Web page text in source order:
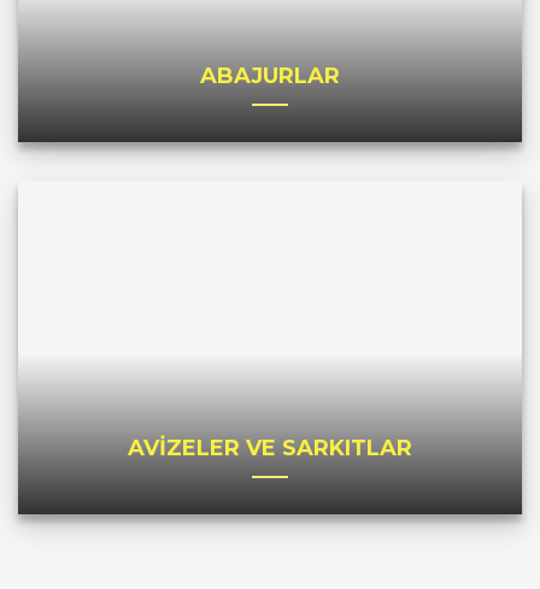
ABAJURLAR
AVİZELER VE SARKITLAR